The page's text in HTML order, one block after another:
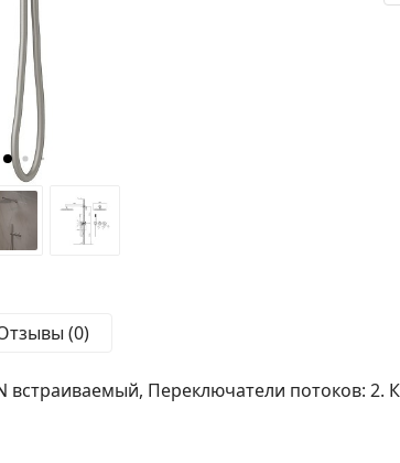
(0)
встраиваемый, Переключатели потоков: 2.